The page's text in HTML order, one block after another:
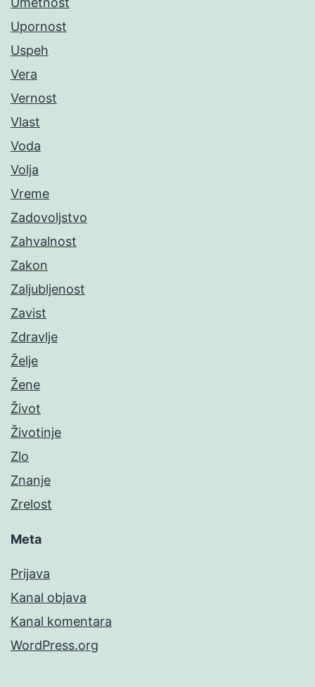
Upornost
Uspeh
Vera
Vernost
Vlast
Voda
Volja
Vreme
Zadovoljstvo
Zahvalnost
Zakon
Zaljubljenost
Zavist
Zdravlje
Želje
Žene
Život
Životinje
Zlo
Znanje
Zrelost
Meta
Prijava
Kanal objava
Kanal komentara
WordPress.org